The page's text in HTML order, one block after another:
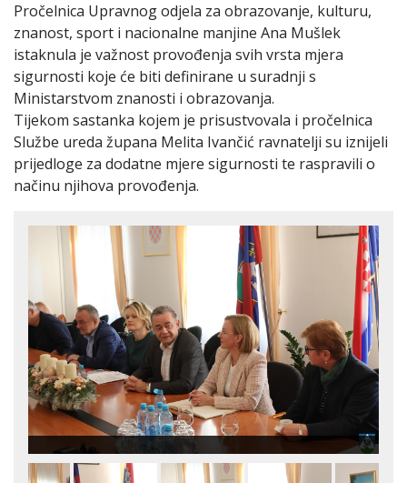
Pročelnica Upravnog odjela za obrazovanje, kulturu,
znanost, sport i nacionalne manjine Ana Mušlek
istaknula je važnost provođenja svih vrsta mjera
sigurnosti koje će biti definirane u suradnji s
Ministarstvom znanosti i obrazovanja.
Tijekom sastanka kojem je prisustvovala i pročelnica
Službe ureda župana Melita Ivančić ravnatelji su iznijeli
prijedloge za dodatne mjere sigurnosti te raspravili o
načinu njihova provođenja.